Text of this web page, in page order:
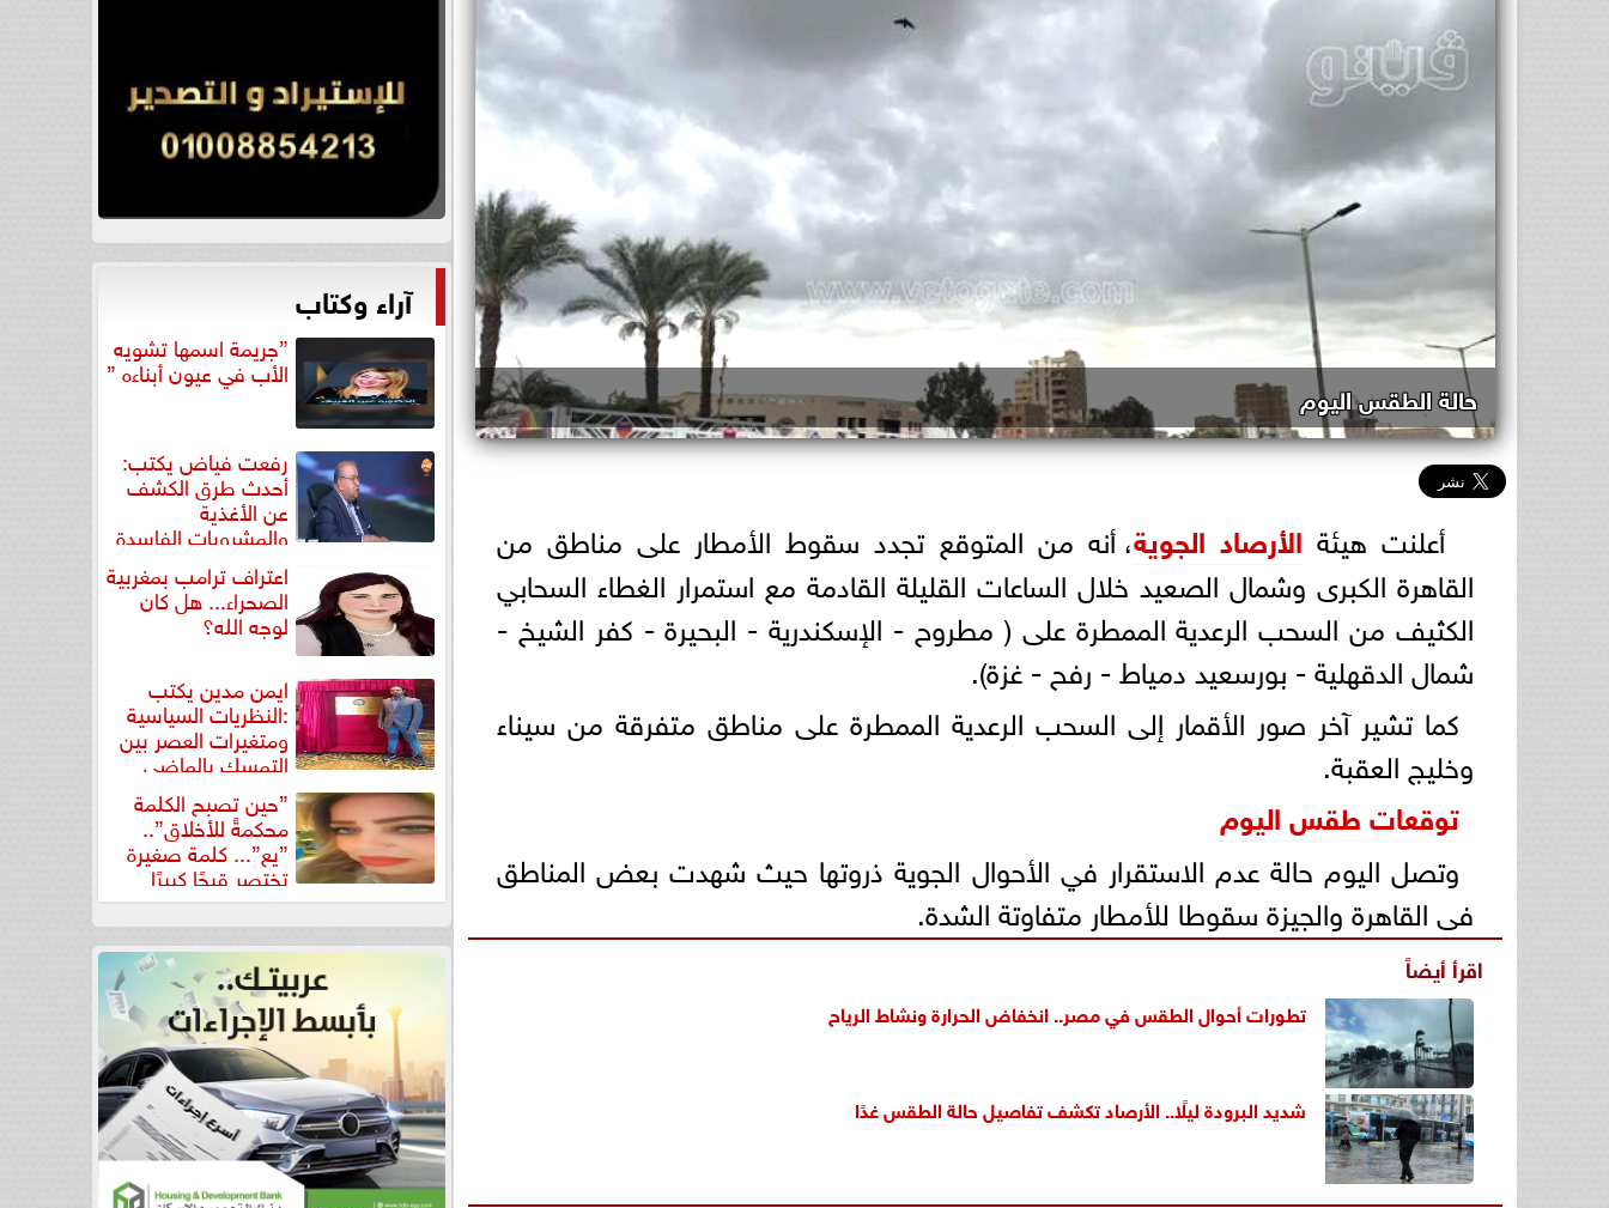
حالة الطقس اليوم
أعلنت هيئة الأرصاد الجوية، أنه من المتوقع تجدد سقوط الأمطار على مناطق من
القاهرة الكبرى وشمال الصعيد خلال الساعات القليلة القادمة مع استمرار الغطاء السحابي
الكثيف من السحب الرعدية الممطرة على ( مطروح - الإسكندرية - البحيرة - كفر الشيخ -
شمال الدقهلية - بورسعيد دمياط - رفح - غزة).
كما تشير آخر صور الأقمار إلى السحب الرعدية الممطرة على مناطق متفرقة من سيناء
وخليج العقبة.
توقعاتطقس اليوم
وتصل اليوم حالة عدم الاستقرار في الأحوال الجوية ذروتها حيث شهدت بعض المناطق
فى القاهرة والجيزة سقوطا للأمطار متفاوتة الشدة.
اقرأ أيضاً
تطورات أحوال الطقس في مصر.. انخفاض الحرارة ونشاط الرياح
شديد البرودة ليلًا.. الأرصاد تكشف تفاصيل حالة الطقس غدًا
آراء وكتاب
”جريمة اسمها تشويه
الأب في عيون أبناءه ”
رفعت فياض يكتب:
أحدث طرق الكشف
عن الأغذية
والمشروبات الفاسدة
اعتراف ترامب بمغربية
الصحراء... هل كان
لوجه الله؟
ايمن مدين يكتب
:النظريات السياسية
ومتغيرات العصر بين
التمسك بالماضي
ومواجهة تحديات...”حين تصبح الكلمة
محكمةً للأخلاق”..
”يع”... كلمة صغيرة
تختصر قبحًا كبيرًا